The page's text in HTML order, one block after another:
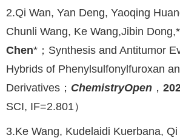
2.Qi Wan, Yan Deng, Yaoqing
Chunli Wang, Ke Wang,Jibin
Chen*；Synthesis and Antitumor
Hybrids of Phenylsulfonylfuroxan
Derivatives； ChemistryOpen ，
SCI, IF=2.801）
3.Ke Wang, Kudelaidi Kuerbana,